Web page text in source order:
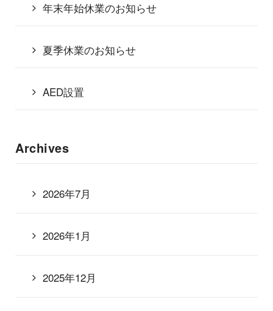
年末年始休業のお知らせ
夏季休業のお知らせ
AED設置
Archives
2026年7月
2026年1月
2025年12月